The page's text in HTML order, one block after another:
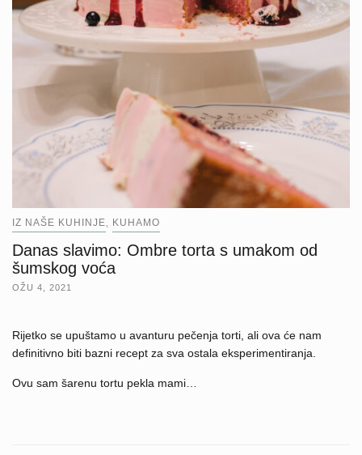
IZ NAŠE KUHINJE KUHAMO
Danas slavimo: Ombre torta s umakom od
šumskog voća
OŽU 4, 2021
Rijetko se upuštamo u avanturu pečenja torti, ali ova će nam
definitivno biti bazni recept za sva ostala eksperimentiranja.
Ovu sam šarenu tortu pekla mami…